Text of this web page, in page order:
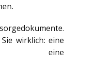
wirklich: eine
eine